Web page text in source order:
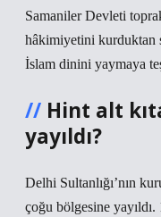
Samaniler Devleti
hâkimiyetini kurduktan
İslam dinini yaymaya
Hint alt
yayıldı?
Delhi Sultanlığı’nın
çoğu bölgesine